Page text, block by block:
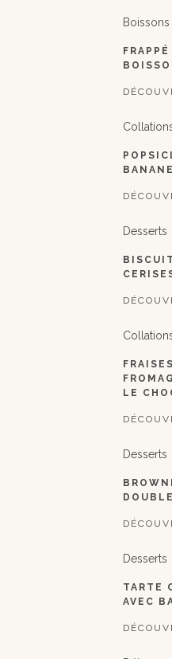
Boissons
Desserts
LE
Desserts
Desserts
TARTE
AVEC